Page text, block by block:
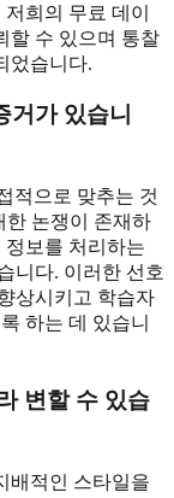
희의 무료 데이
할 수 있으며 통찰
었습니다.
거가 있습니
적으로 맞추는 것
한 논쟁이 존재하
보를 처리하는
니다. 이러한 선호
상시키고 학습자
하는 데 있습니
변할 수 있습
배적인 스타일을